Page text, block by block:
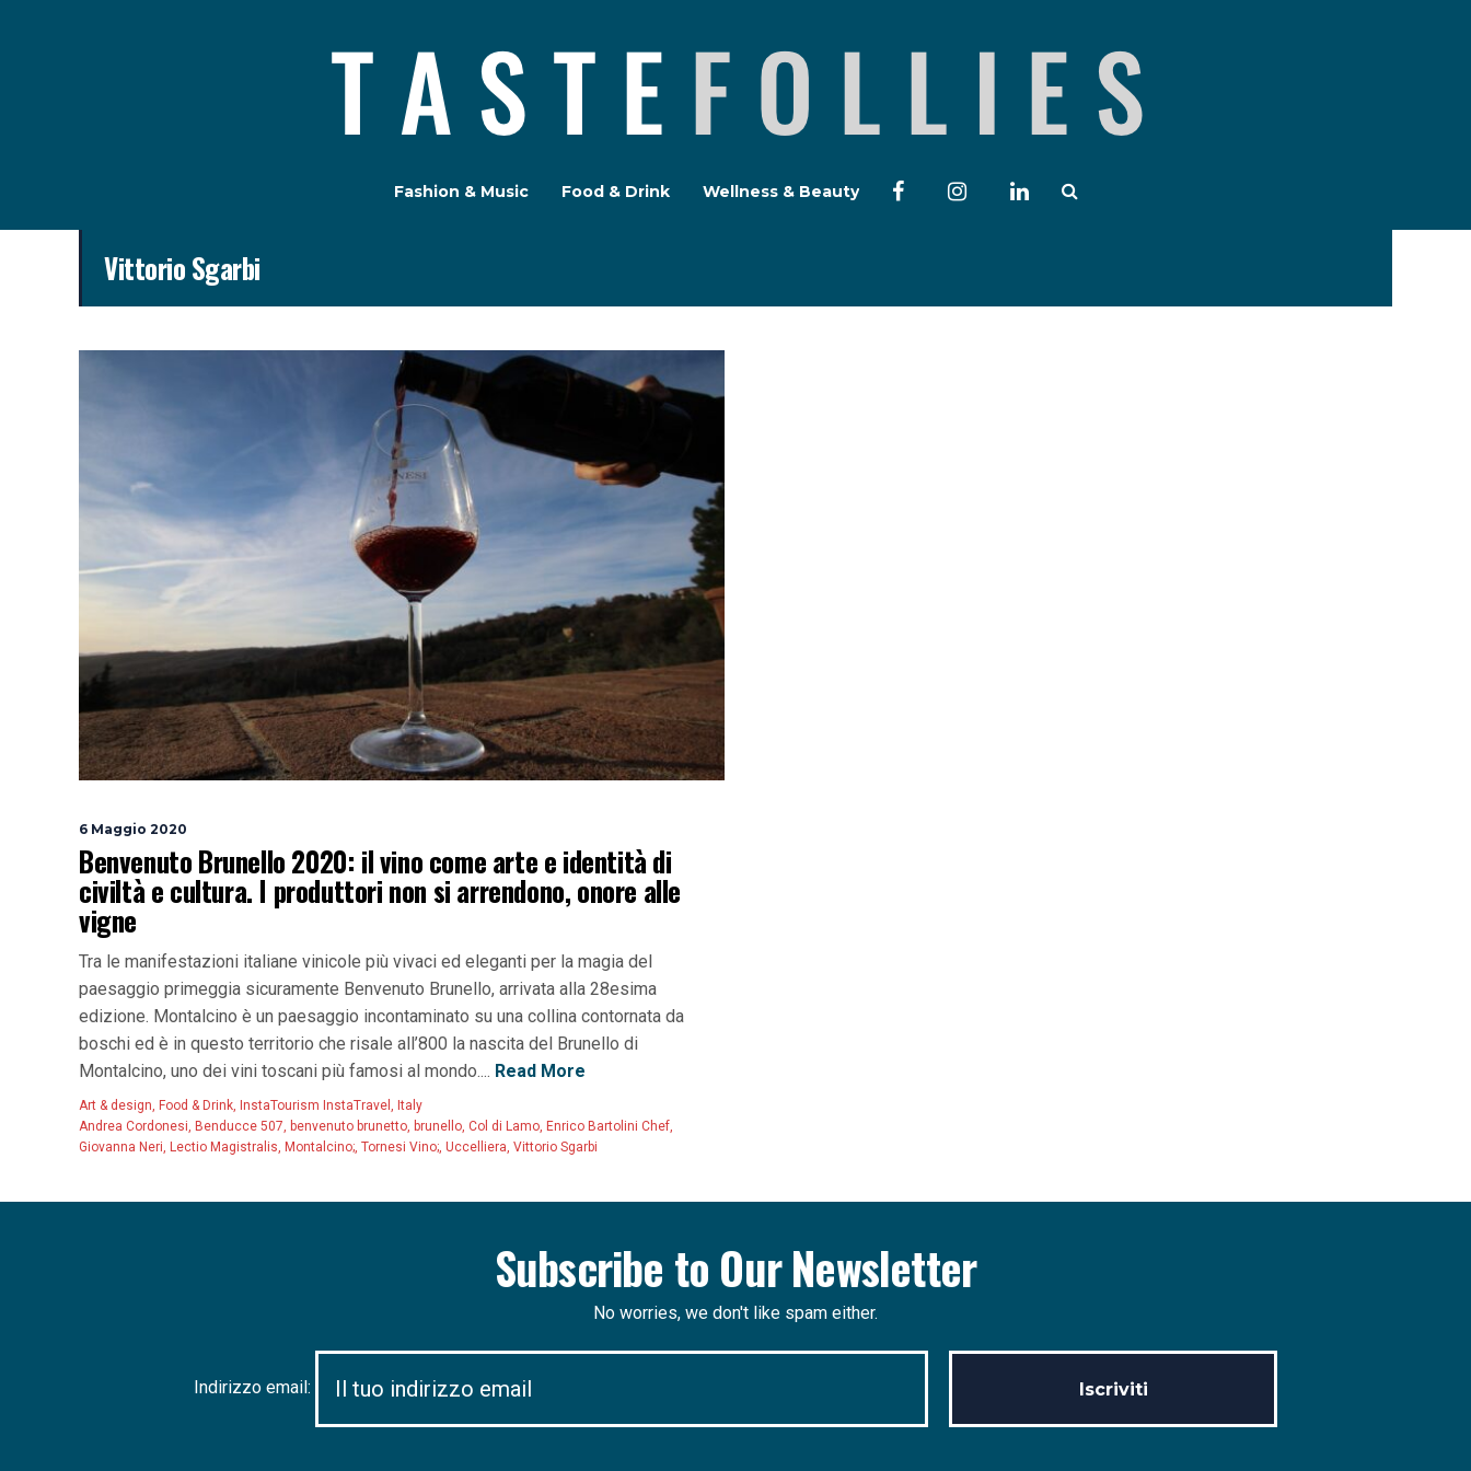
Fashion & Music Food & Drink Wellness & Beauty
Vittorio Sgarbi
6 Maggio 2020
Benvenuto Brunello 2020: il vino come arte e identità di
civiltà e cultura. I produttori non si arrendono, onore alle
vigne
Tra le manifestazioni italiane vinicole più vivaci ed eleganti per la magia del
paesaggio primeggia sicuramente Benvenuto Brunello, arrivata alla 28esima
edizione. Montalcino è un paesaggio incontaminato su una collina contornata da
boschi ed è in questo territorio che risale all’800 la nascita del Brunello di
Montalcino, uno dei vini toscani più famosi al mondo.... Read More
Art & design, Food & Drink, InstaTourism InstaTravel , Italy
Andrea Cordonesi, Benducce 507, benvenuto brunetto, brunello, Col di Lamo, Enrico Bartolini Chef,
Giovanna Neri, Lectio Magistralis, Montalcino;, Tornesi Vino;, Uccelliera, Vittorio Sgarbi
Subscribe to Our Newsletter
No worries, we don't like spam either.
Indirizzo email: